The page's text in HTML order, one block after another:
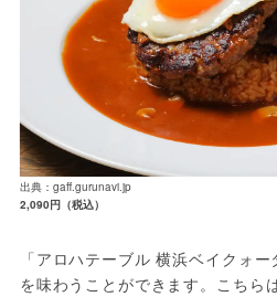
出典：gaff.gurunavi.jp
2,090円（税込）
「アロハテーブル 横浜ベイクォ
を味わうことができます。こちら